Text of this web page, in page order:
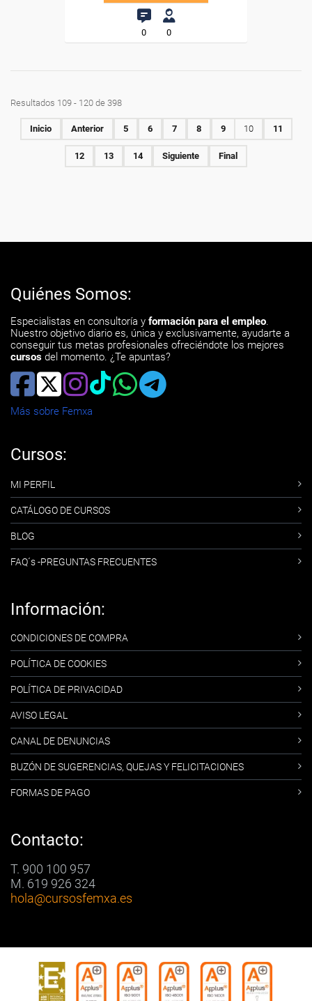
0 0
Resultados 109 - 120 de 398
Inicio Anterior 5 6 7 8 9 10 11
12 13 14 Siguiente Final
Quiénes Somos:
Especialistas en consultoría y formación para el empleo.
Nuestro objetivo diario es, única y exclusivamente, ayudarte a
conseguir tus metas profesionales ofreciéndote los mejores
cursos del momento. ¿Te apuntas?
Más sobre Femxa
Cursos:
MI PERFIL
CATÁLOGO DE CURSOS
BLOG
FAQ´s -PREGUNTAS FRECUENTES
Información:
CONDICIONES DE COMPRA
POLÍTICA DE COOKIES
POLÍTICA DE PRIVACIDAD
AVISO LEGAL
CANAL DE DENUNCIAS
BUZÓN DE SUGERENCIAS, QUEJAS Y FELICITACIONES
FORMAS DE PAGO
Contacto:
T. 900 100 957
M. 619 926 324
hola@cursosfemxa.es